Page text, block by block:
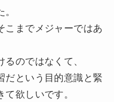
こまでメジャーではあ
のではなくて、
だという目的意識と緊
欲しいです。